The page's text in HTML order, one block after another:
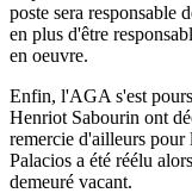
poste sera responsable
en plus d'être
en oeuvre.
Enfin, l'AGA s'est
Henriot Sabourin ont
remercie d'ailleurs
Palacios a été réélu
demeuré vacant.